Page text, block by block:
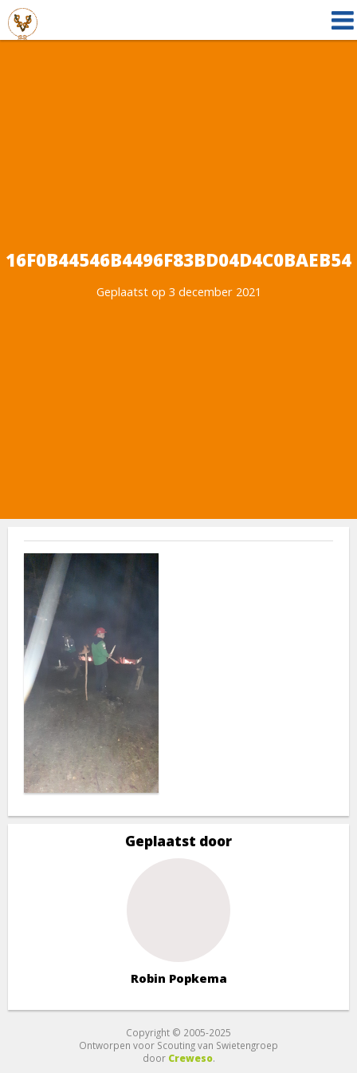
16F0B44546B4496F83BD04D4C0BAEB54
Geplaatst op 3 december 2021
Geplaatst door
Robin Popkema
Copyright © 2005-2025
Ontworpen voor Scouting van Swietengroep
door Creweso.